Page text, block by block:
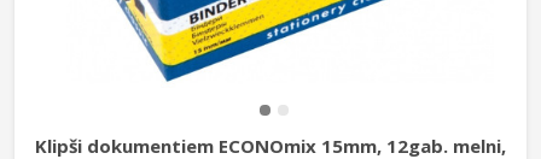
Klipši dokumentiem ECONOmix 15mm, 12gab. melni,